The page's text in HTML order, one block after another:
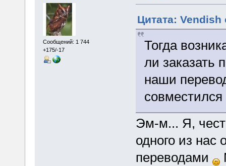
Сообщений: 1 744
+175/-17
Цитата: Vendish
Тогда
ли заказать
наши
Эм-м... Я,
одного из нас
переводами